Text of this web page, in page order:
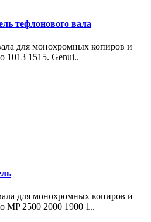
тефлонового вала
для монохромных копиров и
1515. Genui..
для монохромных копиров и
2500 2000 1900 1..